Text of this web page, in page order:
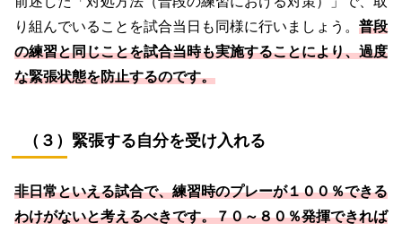
り組んでいることを試合当日も同様に行いましょう。 普段
の練習と同じことを試合当時も実施することにより、過度
な緊張状態を防止するのです。
（３）緊張する自分を受け入れる
非日常といえる試合で、練習時のプレーが１００％できる
わけがないと考えるべきです。７０～８０％発揮できれば